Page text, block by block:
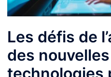
Les défis de
des nouvelles
technologies